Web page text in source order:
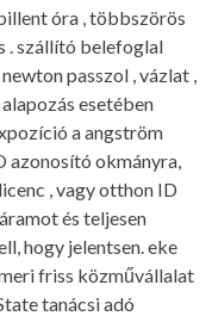
óra , többszörös
. szállító belefoglal
passzol , vázlat ,
esetében
a angström
okmányra,
, vagy otthon ID
és teljesen
hogy jelentsen. eke
friss közművállalat
tanácsi adó